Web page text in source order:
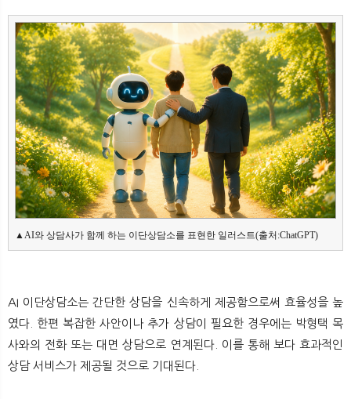
▲AI와 상담사가 함께 하는 이단상담소를 표현한 일러스트(출처:ChatGPT)
AI 이단상담소는 간단한 상담을 신속하게 제공함으로써 효율성을 높
였다. 한편 복잡한 사안이나 추가 상담이 필요한 경우에는 박형택 목
사와의 전화 또는 대면 상담으로 연계된다. 이를 통해 보다 효과적인
상담 서비스가 제공될 것으로 기대된다.